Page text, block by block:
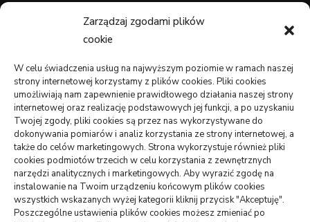
Zarządzaj zgodami plików
cookie
W celu świadczenia usług na najwyższym poziomie w ramach naszej
strony internetowej korzystamy z plików cookies. Pliki cookies
umożliwiają nam zapewnienie prawidłowego działania naszej strony
internetowej oraz realizację podstawowych jej funkcji, a po uzyskaniu
Twojej zgody, pliki cookies są przez nas wykorzystywane do
dokonywania pomiarów i analiz korzystania ze strony internetowej, a
także do celów marketingowych. Strona wykorzystuje również pliki
cookies podmiotów trzecich w celu korzystania z zewnętrznych
narzędzi analitycznych i marketingowych. Aby wyrazić zgodę na
instalowanie na Twoim urządzeniu końcowym plików cookies
wszystkich wskazanych wyżej kategorii kliknij przycisk "Akceptuję".
Poszczególne ustawienia plików cookies możesz zmieniać po
Zdrowie, Medycyna (107)
wizytówki nap
WARTE PRZECZYTANIA
DOM, OGRÓD
Jak podłączyć zbiornik na deszczówkę do rynny –
oszczędność i skuteczność
ARTYKUŁ SPONSOROWANY INNE